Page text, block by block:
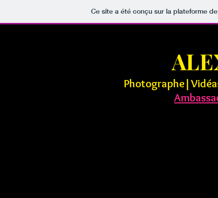
Ce site a été conçu sur la plateforme